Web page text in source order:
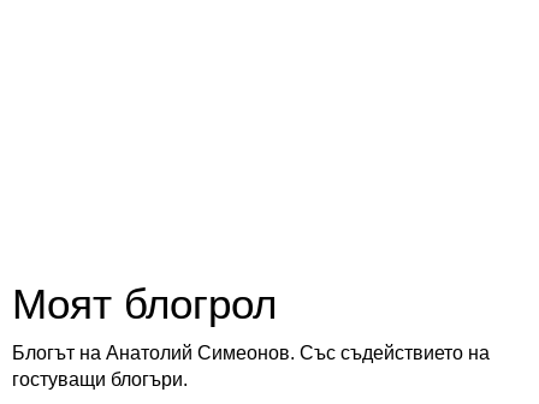
Моят блогрол
Блогът на Анатолий Симеонов. Със съдействието на
гостуващи блогъри.